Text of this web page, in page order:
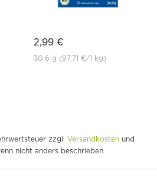
2,99 €
30.6 g (97,71 €/1 kg)
zzgl. Versandkosten und
nicht anders beschrieben